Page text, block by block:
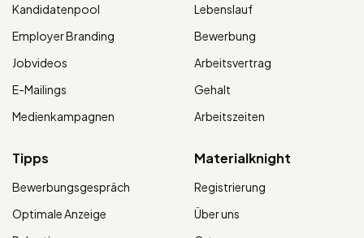
Kandidatenpool
Employer Branding
Jobvideos
E-Mailings
Medienkampagnen
Lebenslauf
Bewerbung
Arbeitsvertrag
Gehalt
Arbeitszeiten
Tipps
Bewerbungsgespräch
Optimale Anzeige
Materialknight
Registrierung
Über uns